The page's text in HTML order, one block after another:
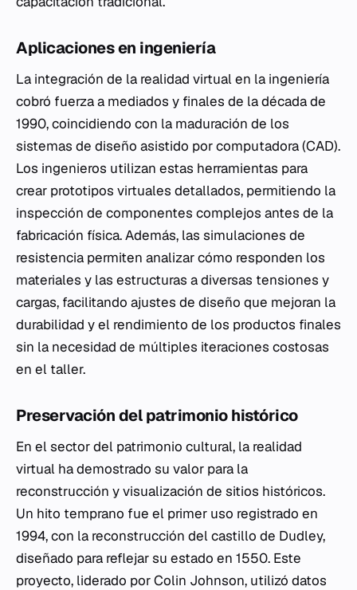
Aplicaciones en ingeniería
La integración de la realidad virtual en la ingeniería
cobró fuerza a mediados y finales de la década de
1990, coincidiendo con la maduración de los
sistemas de diseño asistido por computadora (CAD).
Los ingenieros utilizan estas herramientas para
crear prototipos virtuales detallados, permitiendo la
inspección de componentes complejos antes de la
fabricación física. Además, las simulaciones de
resistencia permiten analizar cómo responden los
materiales y las estructuras a diversas tensiones y
cargas, facilitando ajustes de diseño que mejoran la
durabilidad y el rendimiento de los productos finales
sin la necesidad de múltiples iteraciones costosas
en el taller.
Preservación del patrimonio histórico
En el sector del patrimonio cultural, la realidad
virtual ha demostrado su valor para la
reconstrucción y visualización de sitios históricos.
Un hito temprano fue el primer uso registrado en
1994, con la reconstrucción del castillo de Dudley,
diseñado para reflejar su estado en 1550. Este
proyecto, liderado por Colin Johnson, utilizó datos